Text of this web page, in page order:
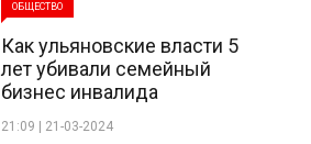
ОБЩЕСТВО
Как ульяновские власти 5
лет убивали семейный
бизнес инвалида
21:09 | 21-03-2024